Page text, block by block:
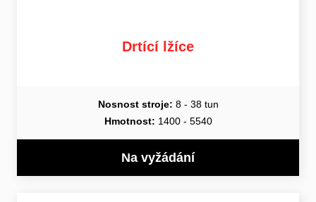
Drtící lžíce
Nosnost stroje: 8 - 38 tun
Hmotnost: 1400 - 5540
Na vyžádání